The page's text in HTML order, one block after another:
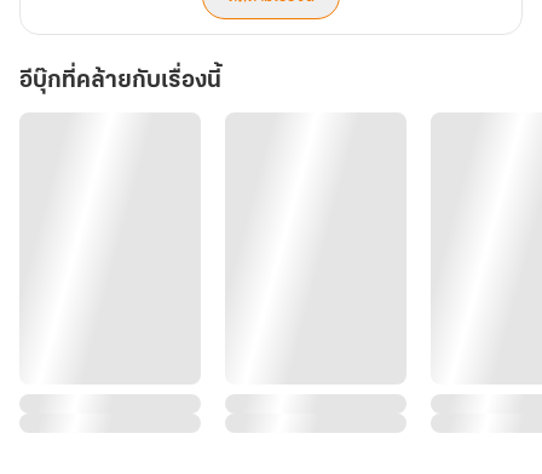
อีบุ๊กที่คล้ายกับเรื่องนี้